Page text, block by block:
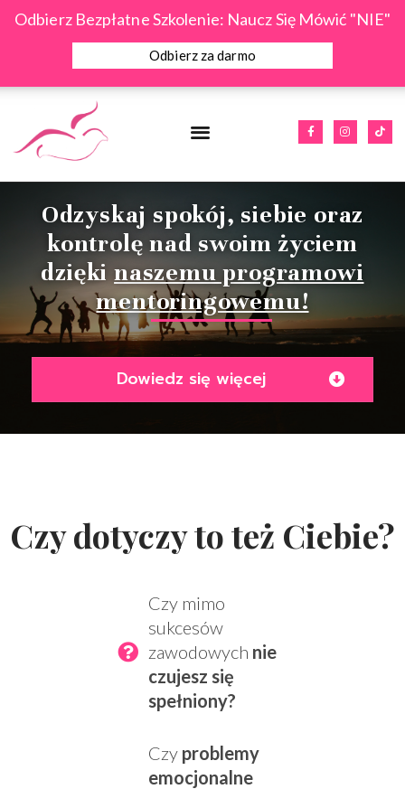
Odbierz Bezpłatne Szkolenie: Naucz Się Mówić "NIE"
Odbierz za darmo
Menu
F
a
c
-
I
n
s
m
T
i
k
Odzyskaj spokój, siebie oraz
kontrolę nad swoim życiem
dziękinaszemu programowi
mentoringowemu!
Dowiedz się więcej
Czy dotyczy to też Ciebie?
Czy mimo
sukcesów
zawodowych nie
czujesz się
spełniony?
Czy problemy
emocjonalne